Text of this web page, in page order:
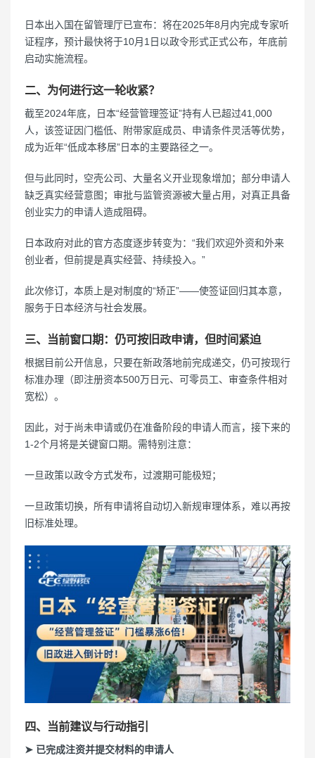
日本出入国在留管理厅已宣布：将在2025年8月内完成专家听
证程序，预计最快将于10月1日以政令形式正式公布，年底前
启动实施流程。
二、为何进行这一轮收紧？
截至2024年底，日本“经营管理签证”持有人已超过41,000
人，该签证因门槛低、附带家庭成员、申请条件灵活等优势，
成为近年“低成本移居”日本的主要路径之一。
但与此同时，空壳公司、大量名义开业现象增加；部分申请人
缺乏真实经营意图；审批与监管资源被大量占用，对真正具备
创业实力的申请人造成阻碍。
日本政府对此的官方态度逐步转变为：“我们欢迎外资和外来
创业者，但前提是真实经营、持续投入。”
此次修订，本质上是对制度的“矫正”——使签证回归其本意，
服务于日本经济与社会发展。
三、当前窗口期：仍可按旧政申请，但时间紧迫
根据目前公开信息，只要在新政落地前完成递交，仍可按现行
标准办理（即注册资本500万日元、可零员工、审查条件相对
宽松）。
因此，对于尚未申请或仍在准备阶段的申请人而言，接下来的
1-2个月将是关键窗口期。需特别注意：
一旦政策以政令方式发布，过渡期可能极短；
一旦政策切换，所有申请将自动切入新规审理体系，难以再按
旧标准处理。
四、当前建议与行动指引
➤ 已完成注资并提交材料的申请人